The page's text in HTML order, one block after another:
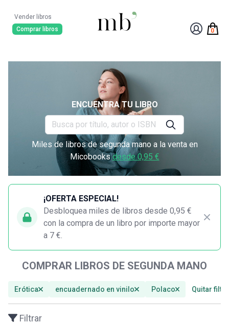
Vender libros
Comprar libros
0
ENCUENTRA TU LIBRO
Miles de libros de segunda mano a la venta en
Micobooksdesde 0,95 €
¡OFERTA ESPECIAL!
Desbloquea miles de libros desde 0,95 €
con la compra de un libro por importe mayor
a 7 €.
COMPRAR LIBROS DE SEGUNDA MANO
Erótica encuadernado en vinilo Polaco Quitar
Filtrar